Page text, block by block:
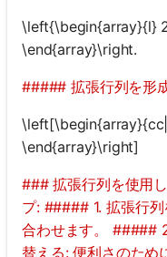
\left{\begin{array}{l}
\end{array}\right.
##### 拡張行列を形
\end{array}\right]
### 拡張行列を使用
プ: ##### 1. 拡張行
合わせます。 #####
替える: 便利さのため